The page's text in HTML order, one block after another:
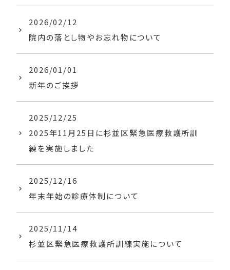
2026/02/12
院内の落とし物やお忘れ物について
2026/01/01
新年のご挨拶
2025/12/25
2025年11月25日に杉並区緊急医療救護所訓
練を実施しました
2025/12/16
年末年始の診療体制について
2025/11/14
杉並区緊急医療救護所訓練実施について